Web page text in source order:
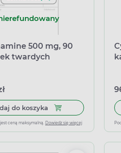
500 mg, 90
twardych
do koszyka Dodaj do koszyka
ceną maksymalną. Dowiedz się więcej